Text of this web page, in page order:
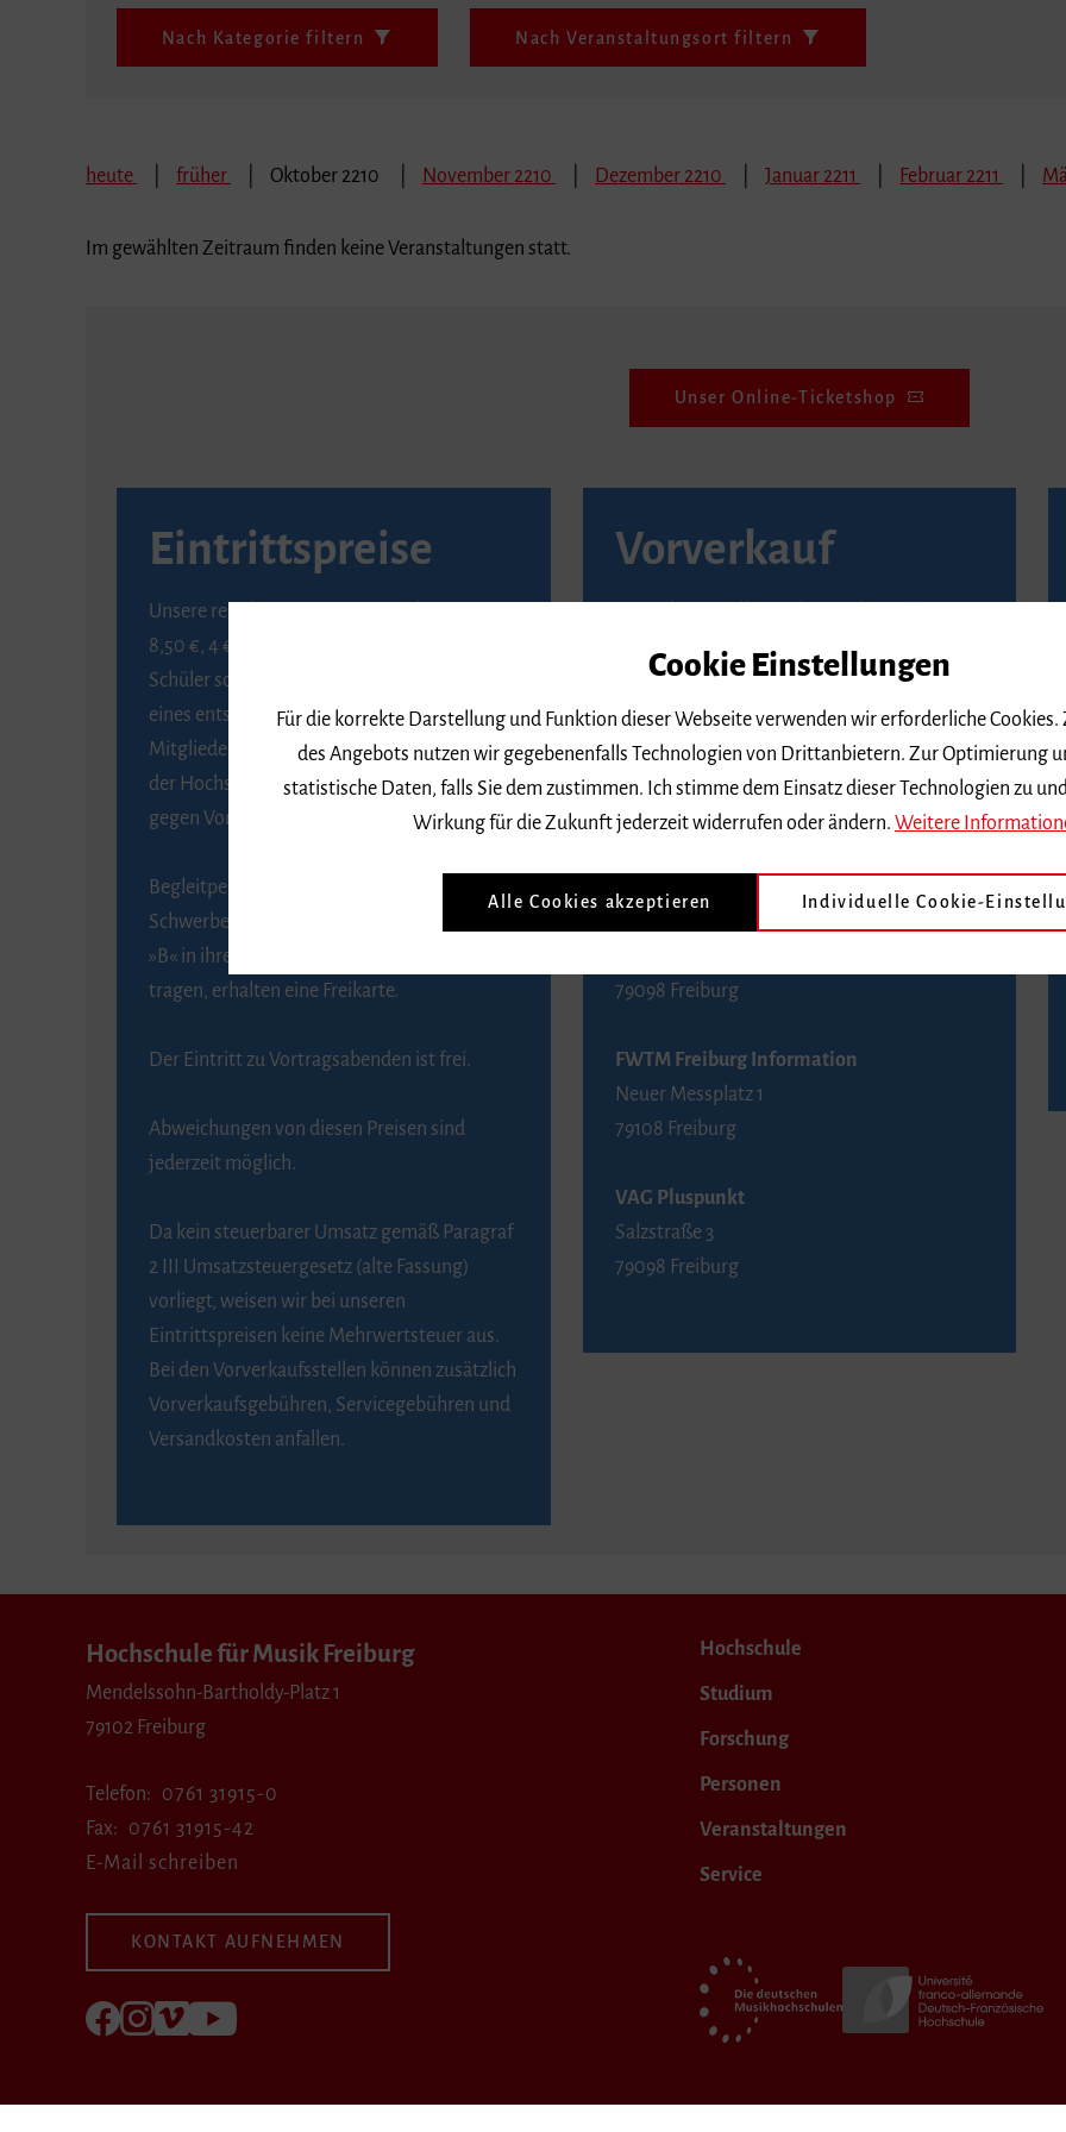
Nach Kategorie filtern Nach Veranstaltungsort filtern
heute früher Oktober 2210 November 2210 Dezember 2210 Januar 2211 Februar 2211
Im gewählten Zeitraum finden keine Veranstaltungen statt.
Unser Online-Ticketshop
Eintrittspreise
Unsere regulären Eintrittspreise betragen
8,50 €, 4 € ermäßigt für Schülerinnen und
Schüler sowie Studierende gegen Vorlage
eines entsprechenden Nachweises, 6 € für
Mitglieder der Gesellschaft zur Förderung
der Hochschule für Musik Freiburg e. V.
gegen Vorlage des Mitgliedsausweises.
Begleitpersonen von Menschen mit
Schwerbehinderung, die das Merkzeichen
»B« in ihrem Schwerbehindertenausweis
tragen, erhalten eine Freikarte.
Der Eintritt zu Vortragsabenden ist frei.
Abweichungen von diesen Preisen sind
jederzeit möglich.
Da kein steuerbarer Umsatz gemäß Paragraf
2 III Umsatzsteuergesetz (alte Fassung)
vorliegt, weisen wir bei unseren
Eintrittspreisen keine Mehrwertsteuer aus.
Bei den Vorverkaufsstellen können zusätzlich
Vorverkaufsgebühren, Servicegebühren und
Versandkosten anfallen.
Vorverkauf
Vorverkaufsstellen in Ihrer Nähe finden Sie
BZ-Kartenservice Freiburg
Kaiser-Joseph-Straße 229
79098 Freiburg
Telefon 0761 4968888 (Reservierungen sind
FWTM Tourist-Information
79098 Freiburg
FWTM Freiburg Information
Neuer Messplatz 1
79108 Freiburg
VAG Pluspunkt
Salzstraße 3
79098 Freiburg
Hochschule für Musik Freiburg
Mendelssohn-Bartholdy-Platz 1
79102 Freiburg
Telefon
0761 31915-0
Fax
0761 31915-42
E-Mail schreiben
KONTAKT AUFNEHMEN
Folgen Sie uns auf Facebook
Folgen Sie uns auf Instagram
Besuchen Sie uns bei Vimeo
Besuchen Sie uns bei youtube
Hochschule
Studium
Forschung
Personen
Veranstaltungen
Service
Cookie Einstellungen
Für die korrekte Darstellung und Funktion dieser Webseite verwenden wir erforderliche
des Angebots nutzen wir gegebenenfalls Technologien von Drittanbietern. Zur Optimierung
statistische Daten, falls Sie dem zustimmen. Ich stimme dem Einsatz dieser Technologien zu
Wirkung für die Zukunft jederzeit widerrufen oder ändern. Weitere
Alle Cookies akzeptieren Individuelle Cookie-